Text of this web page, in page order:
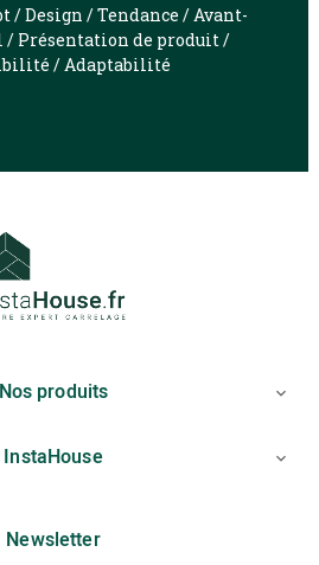
/ Design / Tendance / Avant-
/ Présentation de produit /
/ Adaptabilité
Nos produits 
InstaHouse 
Newsletter